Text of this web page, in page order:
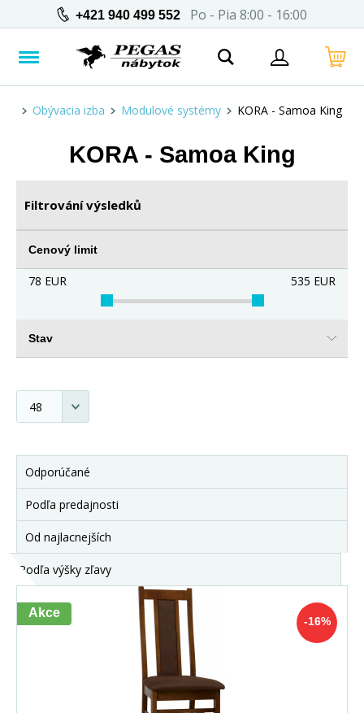
+421 940 499 552 Po - Pia 8:00 - 16:00
Obývacia izba Modulové systémy KORA - Samoa King
KORA - Samoa King
Filtrování výsledků
Cenový limit
78 EUR 535 EUR
Stav
Odporúčané
Podľa predajnosti
Od najlacnejších
Podľa výšky zľavy
-16%
Akce